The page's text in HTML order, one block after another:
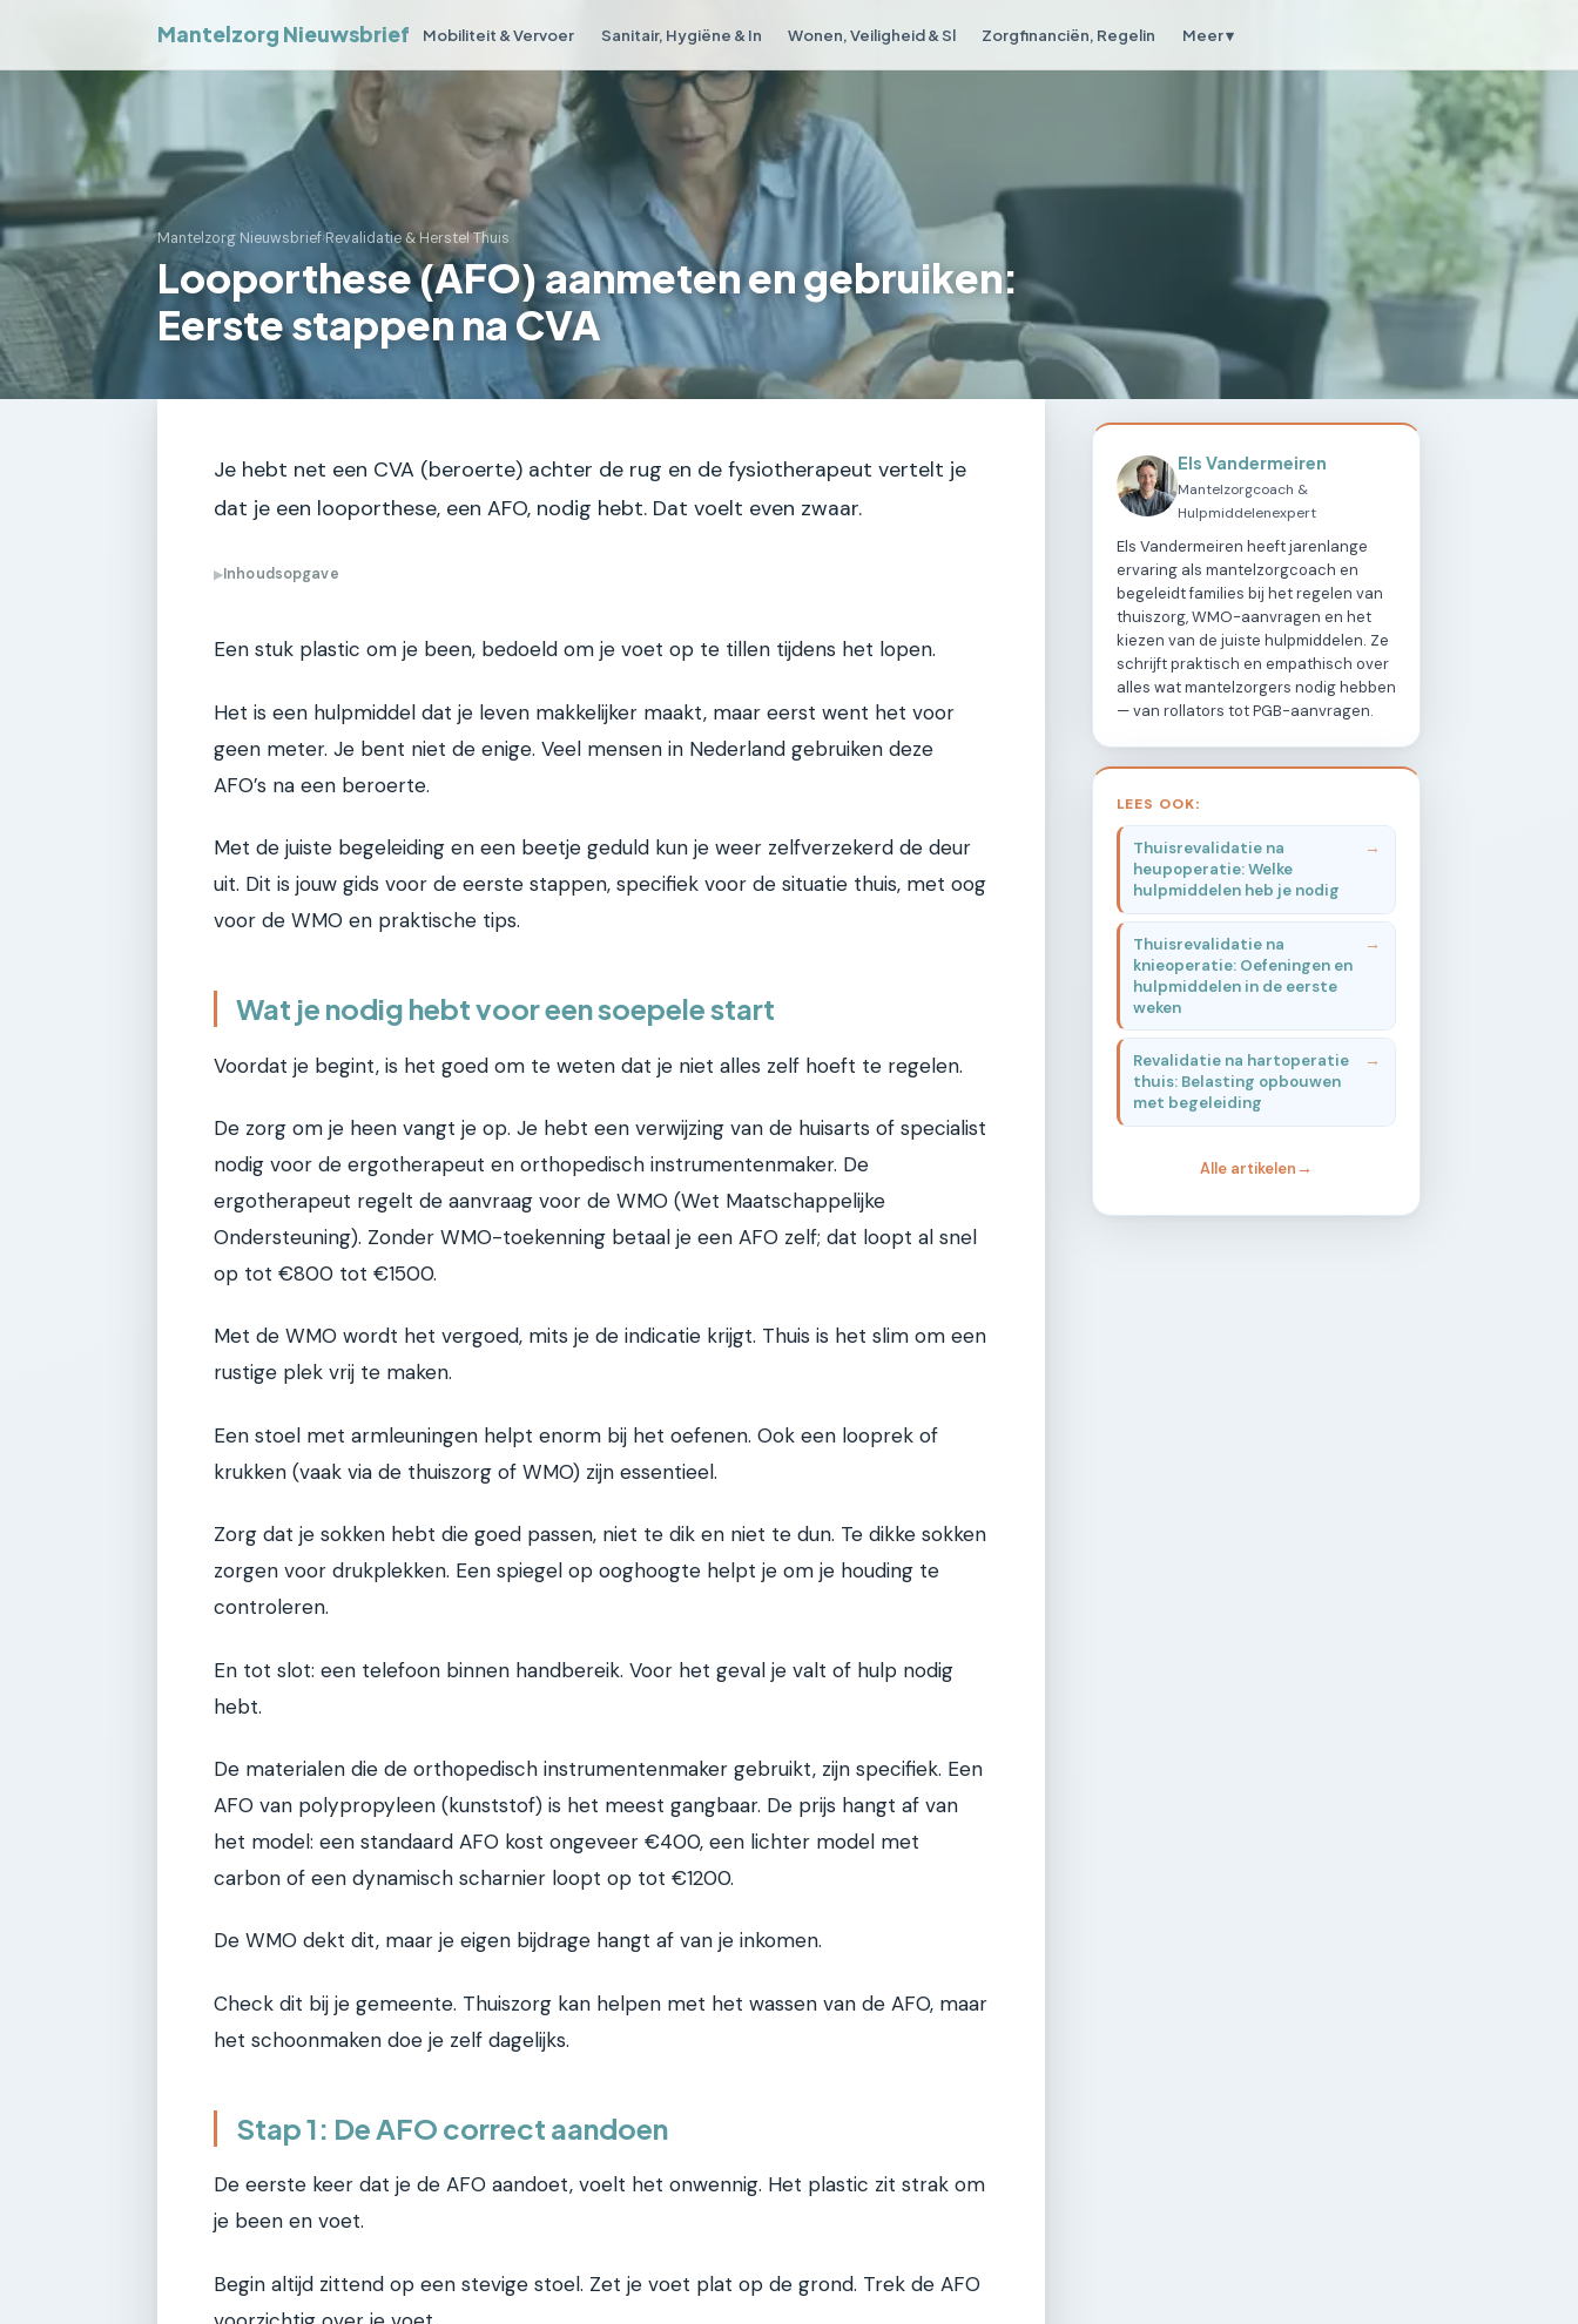
Mantelzorg Nieuwsbrief Mobiliteit & Vervoer Sanitair, Hygiëne & In Wonen, Veiligheid & Sl Zorgfinanciën, Regelin Meer ▾
Mantelzorg Nieuwsbrief›Revalidatie & Herstel Thuis
Looporthese (AFO) aanmeten en gebruiken:
Eerste stappen na CVA
Je hebt net een CVA (beroerte) achter de rug en de fysiotherapeut vertelt je
dat je een looporthese, een AFO, nodig hebt. Dat voelt even zwaar.
▶Inhoudsopgave
Een stuk plastic om je been, bedoeld om je voet op te tillen tijdens het lopen.
Het is een hulpmiddel dat je leven makkelijker maakt, maar eerst went het voor
geen meter. Je bent niet de enige. Veel mensen in Nederland gebruiken deze
AFO’s na een beroerte.
Met de juiste begeleiding en een beetje geduld kun je weer zelfverzekerd de deur
uit. Dit is jouw gids voor de eerste stappen, specifiek voor de situatie thuis, met oog
voor de WMO en praktische tips.
Wat je nodig hebt voor een soepele start
Voordat je begint, is het goed om te weten dat je niet alles zelf hoeft te regelen.
De zorg om je heen vangt je op. Je hebt een verwijzing van de huisarts of specialist
nodig voor de ergotherapeut en orthopedisch instrumentenmaker. De
ergotherapeut regelt de aanvraag voor de WMO (Wet Maatschappelijke
Ondersteuning). Zonder WMO-toekenning betaal je een AFO zelf; dat loopt al snel
op tot €800 tot €1500.
Met de WMO wordt het vergoed, mits je de indicatie krijgt. Thuis is het slim om een
rustige plek vrij te maken.
Een stoel met armleuningen helpt enorm bij het oefenen. Ook een looprek of
krukken (vaak via de thuiszorg of WMO) zijn essentieel.
Zorg dat je sokken hebt die goed passen, niet te dik en niet te dun. Te dikke sokken
zorgen voor drukplekken. Een spiegel op ooghoogte helpt je om je houding te
controleren.
En tot slot: een telefoon binnen handbereik. Voor het geval je valt of hulp nodig
hebt.
De materialen die de orthopedisch instrumentenmaker gebruikt, zijn specifiek. Een
AFO van polypropyleen (kunststof) is het meest gangbaar. De prijs hangt af van
het model: een standaard AFO kost ongeveer €400, een lichter model met
carbon of een dynamisch scharnier loopt op tot €1200.
De WMO dekt dit, maar je eigen bijdrage hangt af van je inkomen.
Check dit bij je gemeente. Thuiszorg kan helpen met het wassen van de AFO, maar
het schoonmaken doe je zelf dagelijks.
Stap 1: De AFO correct aandoen
De eerste keer dat je de AFO aandoet, voelt het onwennig. Het plastic zit strak om
je been en voet.
Begin altijd zittend op een stevige stoel. Zet je voet plat op de grond. Trek de AFO
Els Vandermeiren
Mantelzorgcoach &
Hulpmiddelenexpert
Els Vandermeiren heeft jarenlange
ervaring als mantelzorgcoach en
begeleidt families bij het regelen van
thuiszorg, WMO-aanvragen en het
kiezen van de juiste hulpmiddelen. Ze
schrijft praktisch en empathisch over
alles wat mantelzorgers nodig hebben
— van rollators tot PGB-aanvragen.
LEES OOK:
Thuisrevalidatie na
heupoperatie: Welke
hulpmiddelen heb je nodig
Thuisrevalidatie na
knieoperatie: Oefeningen en
hulpmiddelen in de eerste
weken
Revalidatie na hartoperatie
thuis: Belasting opbouwen
met begeleiding
Alle artikelen